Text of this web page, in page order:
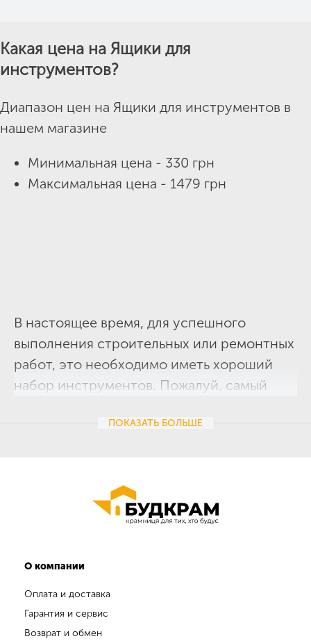
В настоящее время, для успешного
выполнения строительных или ремонтных
работ, это необходимо иметь хороший
набор инструментов. Пожалуй, самый
сохранности инструментов, заключается
и транспортировке. Разумным выбором
являются ящики для инструментов.
ассортимент высококачественных ящиков
для инструментов, которые обладают
всеми необходимыми функциональными
характеристиками. Наша коллекция
ПОКАЗАТЬ БОЛЬШЕ
Какая цена на Ящики для
инструментов?
Диапазон цен на Ящики для инструментов в
нашем магазине
Минимальная цена - 330 грн
Максимальная цена - 1479 грн
О компании
Оплата и доставка
Гарантия и сервис
Возврат и обмен